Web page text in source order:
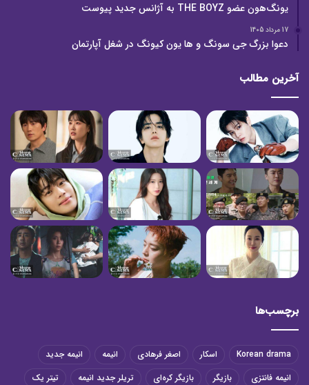
یونگ‌هون عضو THE BOYZ به آژانس جدید پیوست
17 مرداد 1405
دعوا بزرگ جی سونگ و ها یون کیونگ در شغل آپارتمان
آخرین مطالب
برچسب‌ها
Korean drama اسکار اصغر فرهادی انیمه
انیمه جدید
انیمه فانتزی
بازیگر بازیگر کره‌ای تریلر جدید انیمه
تیتر یک